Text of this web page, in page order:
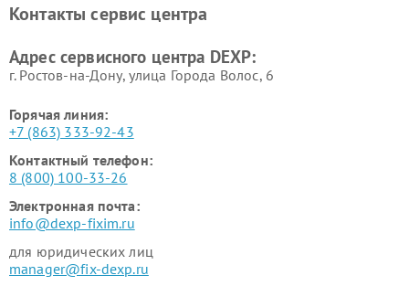
Ремонт серверов DEXP
Ремонт мини пк DEXP
Контакты сервис центра
Адрес сервисного центра DEXP:
г. Ростов-на-Дону, улица Города Волос, 6
Горячая линия:
+7 (863) 333-92-43
Контактный телефон:
8 (800) 100-33-26
Электронная почта:
info@dexp-fixim.ru
для юридических лиц
manager@fix-dexp.ru